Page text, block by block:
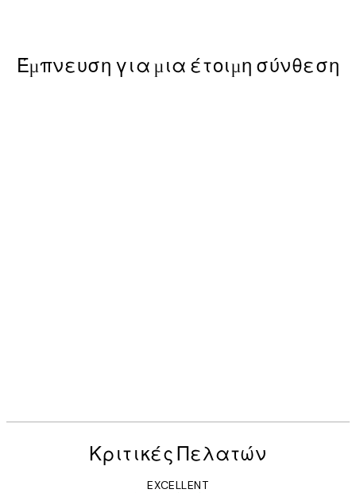
Έμπνευση για μια έτοιμη σύνθεση
Κριτικές Πελατών
EXCELLENT